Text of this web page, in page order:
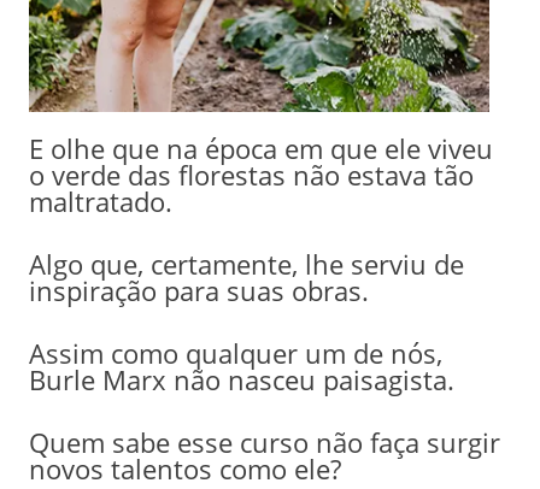
E olhe que na época em que ele viveu
o verde das florestas não estava tão
maltratado.
Algo que, certamente, lhe serviu de
inspiração para suas obras.
Assim como qualquer um de nós,
Burle Marx não nasceu paisagista.
Quem sabe esse curso não faça surgir
novos talentos como ele?